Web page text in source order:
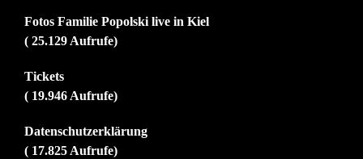
Fotos Familie Popolski live in Kiel
( 25.129 Aufrufe)
Tickets
( 19.946 Aufrufe)
Datenschutzerklärung
( 17.825 Aufrufe)